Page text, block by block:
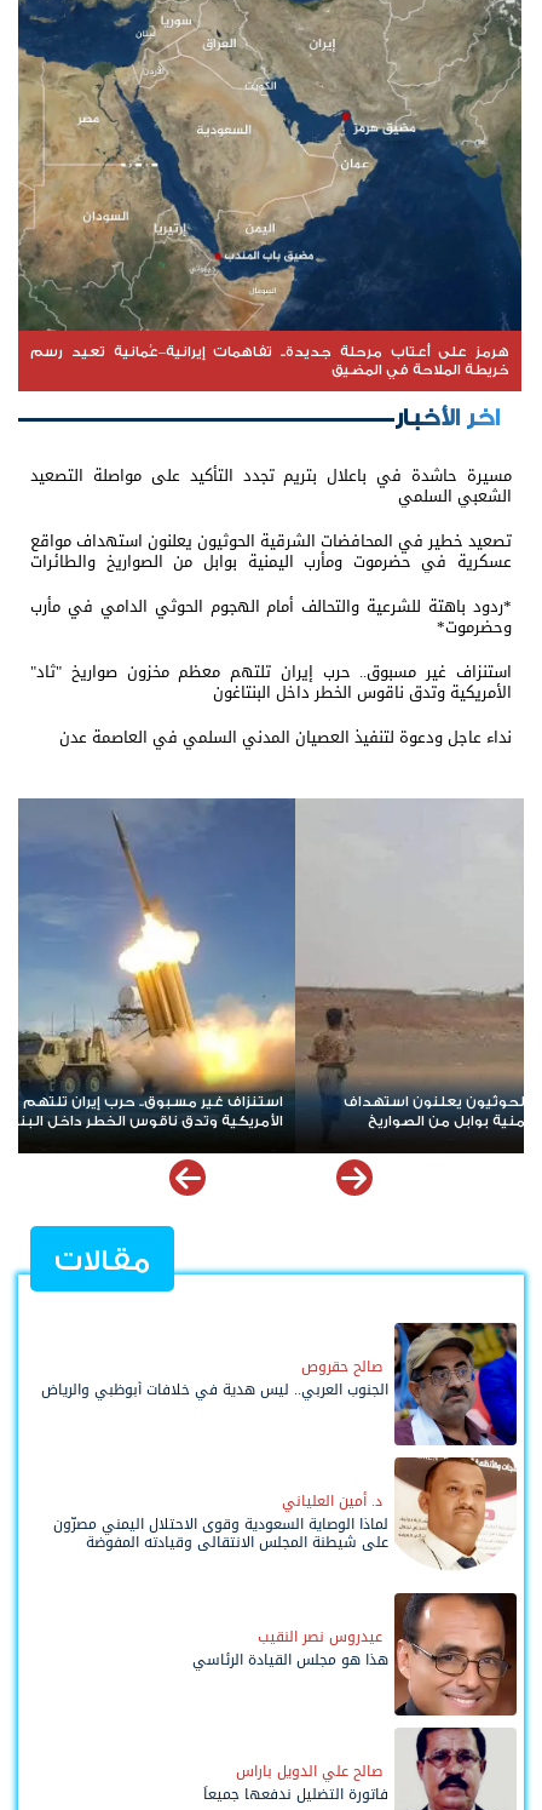
هرمز على أعتاب مرحلة جديدة.. تفاهمات إيرانية–عُمانية تعيد رسم
خريطة الملاحة في المضيق
اخر الأخبار
مسيرة حاشدة في باعلال بتريم تجدد التأكيد على مواصلة التصعيد
الشعبي السلمي
تصعيد خطير في المحافضات الشرقية الحوثيون يعلنون استهداف مواقع
عسكرية في حضرموت ومأرب اليمنية بوابل من الصواريخ والطائرات
*ردود باهتة للشرعية والتحالف أمام الهجوم الحوثي الدامي في مأرب
وحضرموت*
استنزاف غير مسبوق.. حرب إيران تلتهم معظم مخزون صواريخ "ثاد"
الأمريكية وتدق ناقوس الخطر داخل البنتاغون
نداء عاجل ودعوة لتنفيذ العصيان المدني السلمي في العاصمة عدن
"ثاد"
هرمز على أعتاب مرحلة جديدة.. تفاهمات إيرانية–عُمانية
خريطة الملاحة في المضيق
مقالات
صالح حقروص
الجنوب العربي.. ليس هدية في خلافات أبوظبي والرياض
د. أمين العلياني
لماذا الوصاية السعودية وقوى الاحتلال اليمني مصرّون
على شيطنة المجلس الانتقالي وقيادته المفوضة
عيدروس نصر النقيب
هذا هو مجلس القيادة الرئاسي
صالح علي الدويل باراس
فاتورة التضليل ندفعها جميعاً